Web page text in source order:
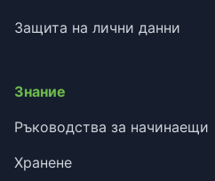
Защита на лични данни
Знание
Ръководства за начинаещи
Хранене